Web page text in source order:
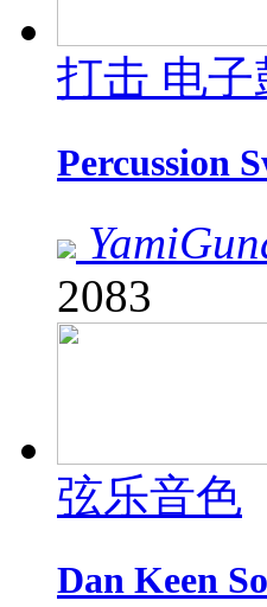
打击 电子
Percussion
2083
弦乐音色
Dan Keen